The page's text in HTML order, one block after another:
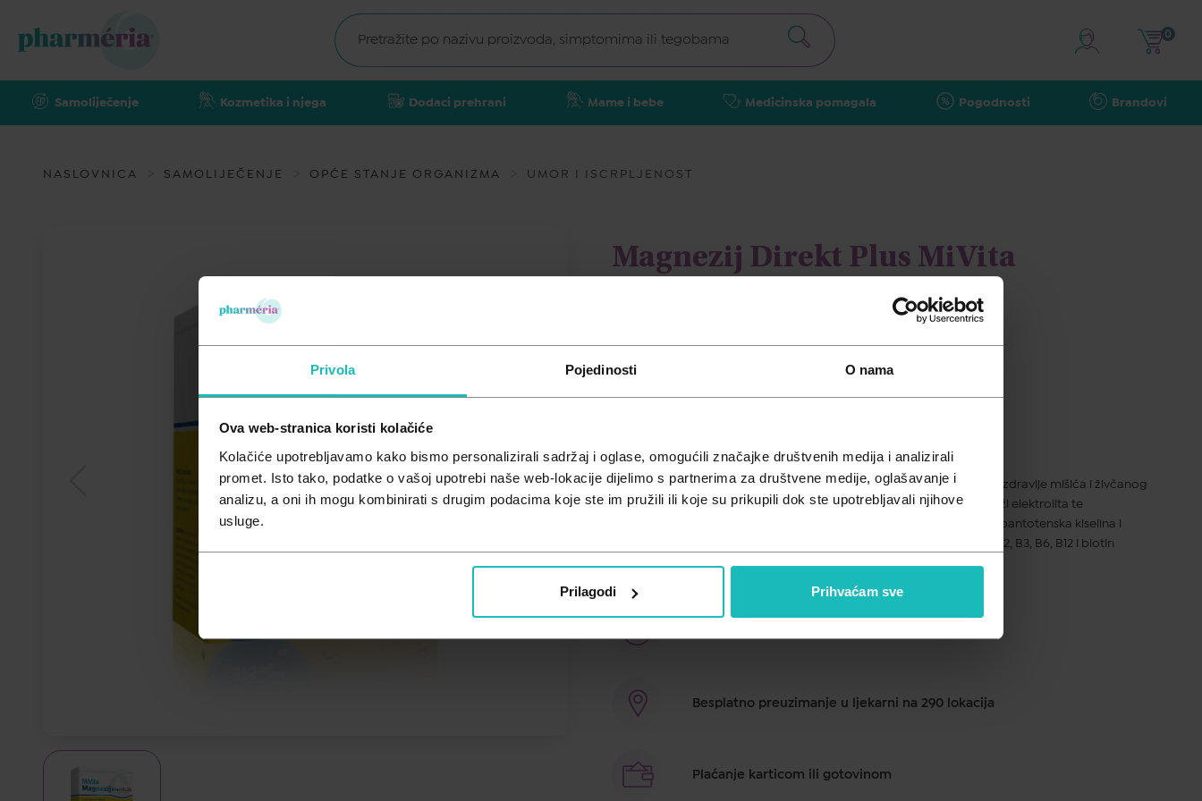
Privola Pojedinosti O nama
Ova web-stranica koristi kolačiće
Kolačiće upotrebljavamo kako bismo personalizirali sadržaj i oglase, omogućili značajke društvenih medija i analizirali
promet. Isto tako, podatke o vašoj upotrebi naše web-lokacije dijelimo s partnerima za društvene medije, oglašavanje i
analizu, a oni ih mogu kombinirati s drugim podacima koje ste im pružili ili koje su prikupili dok ste upotrebljavali njihove
usluge.
Prilagodi Prihvaćam sve
Samoliječenje Kozmetika i njega Dodaci prehrani Mame i bebe Medicinska pomagala Pogodnosti Brandovi
0
NASLOVNICA SAMOLIJEČENJE OPĆE STANJE ORGANIZMA UMOR I ISCRPLJENOST
Magnezij Direkt Plus MiVita
7,40 €
Koristi se bez tekućine direktno u usta. Protiv umora i iscrpljenosti. Za zdravlje mišića i živčanog
sustava. MiVita Magnezij doprinosi normalnoj funkciji mišića, ravnoteži elektrolita te
normalnom metabolizmu stvaranja energije. Vitamini B2, B3, B6, B12, pantotenska kiselina i
folna kiselina doprinose smanjenju umora i iscrpljenosti. Vitamini B1, B2, B3, B6, B12 i biotin
Besplatno preuzimanje u ljekarni na 290 lokacija
Plaćanje karticom ili gotovinom